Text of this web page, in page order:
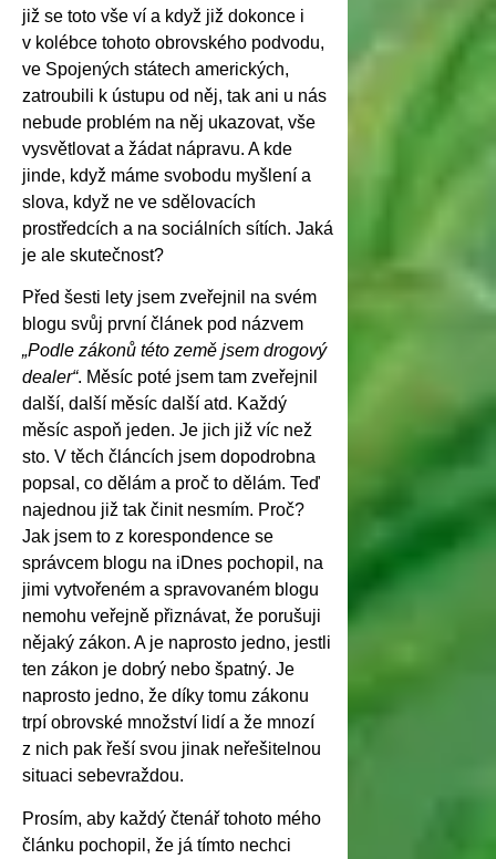
již se toto vše ví a když již dokonce i
v kolébce tohoto obrovského podvodu,
ve Spojených státech amerických,
zatroubili k ústupu od něj, tak ani u nás
nebude problém na něj ukazovat, vše
vysvětlovat a žádat nápravu. A kde
jinde, když máme svobodu myšlení a
slova, když ne ve sdělovacích
prostředcích a na sociálních sítích. Jaká
je ale skutečnost?
Před šesti lety jsem zveřejnil na svém
blogu svůj první článek pod názvem
„Podle zákonů této země jsem drogový
dealer“. Měsíc poté jsem tam zveřejnil
další, další měsíc další atd. Každý
měsíc aspoň jeden. Je jich již víc než
sto. V těch článcích jsem dopodrobna
popsal, co dělám a proč to dělám. Teď
najednou již tak činit nesmím. Proč?
Jak jsem to z korespondence se
správcem blogu na iDnes pochopil, na
jimi vytvořeném a spravovaném blogu
nemohu veřejně přiznávat, že porušuji
nějaký zákon. A je naprosto jedno, jestli
ten zákon je dobrý nebo špatný. Je
naprosto jedno, že díky tomu zákonu
trpí obrovské množství lidí a že mnozí
z nich pak řeší svou jinak neřešitelnou
situaci sebevraždou.
Prosím, aby každý čtenář tohoto mého
článku pochopil, že já tímto nechci